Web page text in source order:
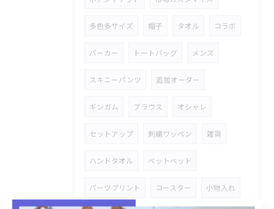
多色多サイズ 帽子 タオル コラボ
パーカー トートバッグ メンズ
スキニーパンツ 追加オーダー
ギンガム ブラウス オシャレ
セットアップ 刺繍ワッペン 雑貨
ハンドタオル ペットベッド
パーツプリント コースター 小物入れ